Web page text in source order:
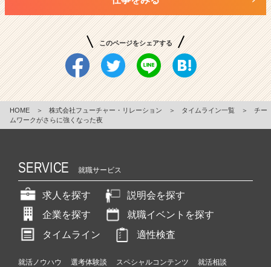
このページをシェアする
HOME ＞ 株式会社フューチャー・リレーション ＞ タイムライン一覧 ＞
チー
ムワークがさらに強くなった夜
SERVICE 就職サービス
求人を探す
説明会を探す
企業を探す
就職イベントを探す
タイムライン
適性検査
就活ノウハウ 選考体験談 スペシャルコンテンツ
就活相談